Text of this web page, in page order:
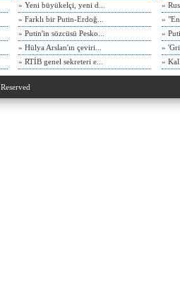
» Yeni büyükelçi, yeni d...
» Farklı bir Putin-Erdoğ...
» Putin'in sözcüsü Pesko...
» Hülya Arslan'ın çeviri...
» RTİB genel sekreteri e...
»
»
»
»
»